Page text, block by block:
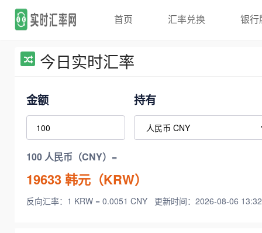
首页 汇率兑换 银行
今日实时汇率
金额 持有
100 人民币（CNY）=
19633韩元（KRW）
反向汇率：1 KRW = 0.0051 CNY 更新时间：2026-08-06